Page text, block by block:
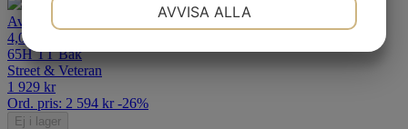
Avon Safety Milage MKII
4,00-19
65H TT Bak
Street & Veteran
1 929 kr
Ord. pris: 2 594 kr -26%
Ej i lager
MARKNADSFÖRING
AVVISA ALLA